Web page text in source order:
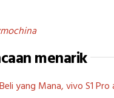
menarik
Beli yang Mana, vivo S1